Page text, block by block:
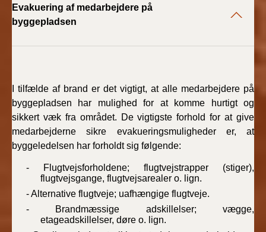
Evakuering af medarbejdere på
byggepladsen
I tilfælde af brand er det vigtigt, at alle medarbejdere på
byggepladsen har mulighed for at komme hurtigt og
sikkert væk fra området. De vigtigste forhold for at give
medarbejderne sikre evakueringsmuligheder er, at
byggeledelsen har forholdt sig følgende:
- Flugtvejsforholdene; flugtvejstrapper (stiger),
flugtvejsgange, flugtvejsarealer o. lign.
- Alternative flugtveje; uafhængige flugtveje.
- Brandmæssige adskillelser; vægge,
etageadskillelser, døre o. lign.